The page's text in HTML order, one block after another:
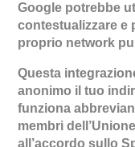
Google potrebbe
contestualizzare e
proprio network
Questa
anonimo il tuo
funziona
membri
all’accordo sullo